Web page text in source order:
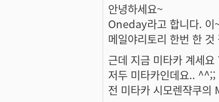
안녕하세요~
Oneday라고 합니다.
메일야리토리 한번 한
근데 지금 미타카 계세요
저두 미타카인데요.. ^^;;
전 미타카 시모렌쟉쿠의